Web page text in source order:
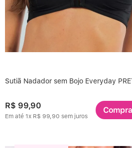
Sutiã Nadador sem Bojo Everyday
R$ 99,90
Em até 1x R$ 99,90 sem juros